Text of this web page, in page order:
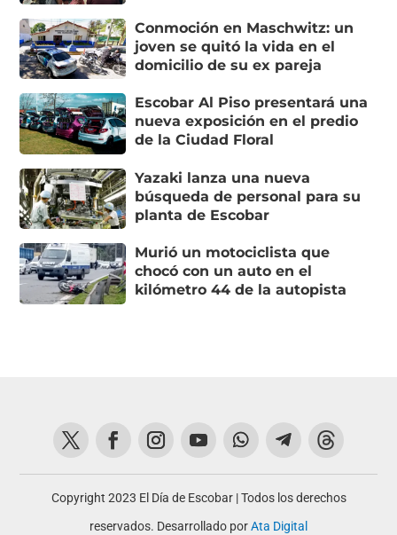
Conmoción en Maschwitz: un
joven se quitó la vida en el
domicilio de su ex pareja
Escobar Al Piso presentará una
nueva exposición en el predio
de la Ciudad Floral
Yazaki lanza una nueva
búsqueda de personal para su
planta de Escobar
Murió un motociclista que
chocó con un auto en el
kilómetro 44 de la autopista
Copyright 2023 El Día de Escobar | Todos los derechos
reservados. Desarrollado porAta Digital